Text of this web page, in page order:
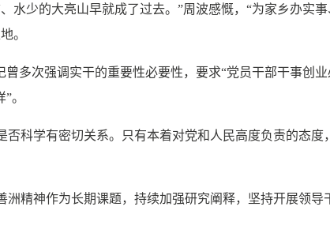
少的大亮山早就成了过去。”周波感慨，“为家乡办实事
。
次强调实干的重要性必要性，要求“党员干部干事创
。
学有密切关系。只有本着对党和人民高度负责的态度
神作为长期课题，持续加强研究阐释，坚持开展领导